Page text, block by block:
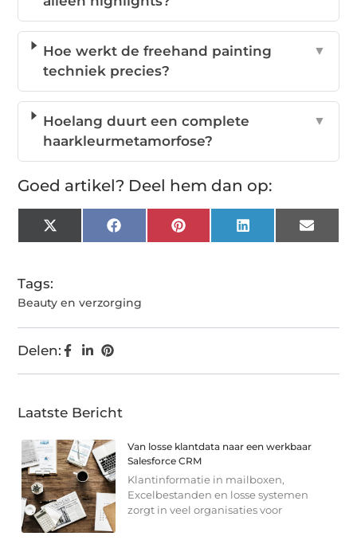
Hoe werkt de freehand painting
techniek precies?
▼
Hoelang duurt een complete
haarkleurmetamorfose?
▼
Goed artikel? Deel hem dan op:
X
(Twitter)
FacebookPinterest LinkedIn Email
Tags:
Beauty en verzorging
Delen:
Laatste Bericht
Van losse klantdata naar een werkbaar
Salesforce CRM
Klantinformatie in mailboxen,
Excelbestanden en losse systemen
zorgt in veel organisaties voor